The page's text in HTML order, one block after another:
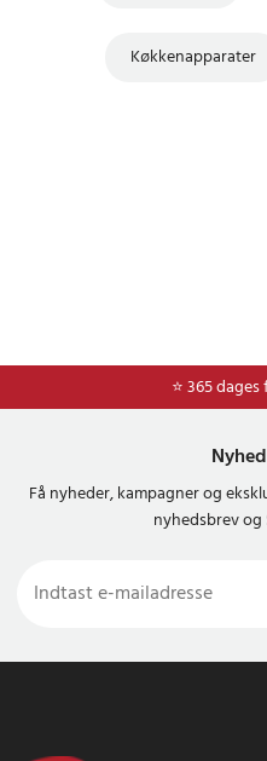
Køkkenapparater
⭐ 365
⭐ Nem og sikker
Få nyheder, kampagner og
nyhedsbrev og